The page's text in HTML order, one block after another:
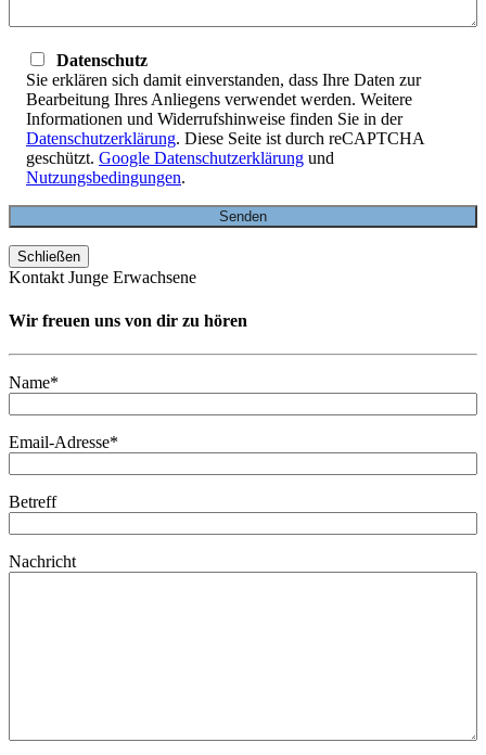
Datenschutz
Sie erklären sich damit einverstanden, dass Ihre Daten zur
Bearbeitung Ihres Anliegens verwendet werden. Weitere
Informationen und Widerrufshinweise finden Sie in der
Datenschutzerklärung. Diese Seite ist durch reCAPTCHA
geschützt. Google Datenschutzerklärung und
Nutzungsbedingungen.
Schließen
Kontakt Junge Erwachsene
Wir freuen uns von dir zu hören
Name*
Email-Adresse*
Betreff
Nachricht